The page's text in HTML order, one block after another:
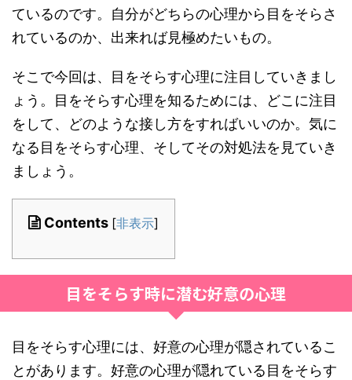
ているのです。自分がどちらの心理から目をそらさ
れているのか、出来れば見極めたいもの。
そこで今回は、目をそらす心理に注目していきまし
ょう。目をそらす心理を知るためには、どこに注目
をして、どのような接し方をすればいいのか。気に
なる目をそらす心理、そしてその対処法を見ていき
ましょう。
Contents [非表示]
目をそらす時に潜む好意の心理
目をそらす心理には、好意の心理が隠されているこ
とがあります。好意の心理が隠れている目をそらす